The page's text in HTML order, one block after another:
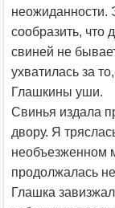
неожиданности.
сообразить, что
свиней не
ухватилась за
Глашкины уши.
Свинья издала
двору. Я
необъезженном
продолжалась
Глашка